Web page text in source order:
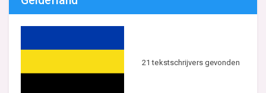
21 tekstschrijvers gevonden